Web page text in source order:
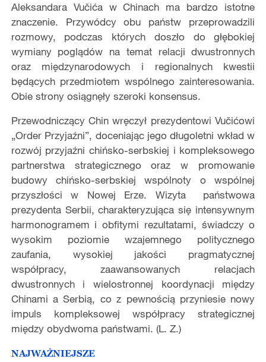
Aleksandara Vučića w Chinach ma bardzo istotne
znaczenie. Przywódcy obu państw przeprowadzili
rozmowy, podczas których doszło do głębokiej
wymiany poglądów na temat relacji dwustronnych
oraz międzynarodowych i regionalnych kwestii
będących przedmiotem wspólnego zainteresowania.
Obie strony osiągnęły szeroki konsensus.
Przewodniczący Chin wręczył prezydentowi Vučićowi
„Order Przyjaźni”, doceniając jego długoletni wkład w
rozwój przyjaźni chińsko-serbskiej i kompleksowego
partnerstwa strategicznego oraz w promowanie
budowy chińsko-serbskiej wspólnoty o wspólnej
przyszłości w Nowej Erze. Wizyta państwowa
prezydenta Serbii, charakteryzująca się intensywnym
harmonogramem i obfitymi rezultatami, świadczy o
wysokim poziomie wzajemnego politycznego
zaufania, wysokiej jakości pragmatycznej
współpracy, zaawansowanych relacjach
dwustronnych i wielostronnej koordynacji między
Chinami a Serbią, co z pewnością przyniesie nowy
impuls kompleksowej współpracy strategicznej
między obydwoma państwami. (L. Z.)
NAJWAŻNIEJSZE